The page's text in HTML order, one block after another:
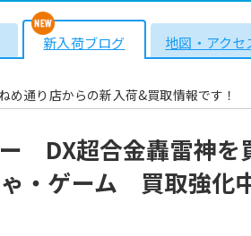
新入荷ブログ 地図・アクセ
め通り店からの新入荷&買取情報です！
DX超合金轟雷神を
・ゲーム 買取強化